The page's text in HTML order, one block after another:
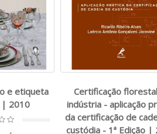
e etiqueta
| 2010
Certificação
indústria - aplicação
da certificação de
custódia - 1ª Edição |